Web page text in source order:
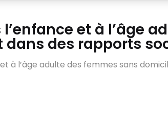
et à l’âge
des rapports
à l’âge adulte des femmes sans